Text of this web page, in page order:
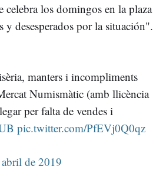
los domingos en la plaza
y desesperados por la situación".
, mantersi incompliments
Numismàtic(amb llicència
perfalta de vendes i
pic.twitter.com/PfEVj0Q0qz
de 2019